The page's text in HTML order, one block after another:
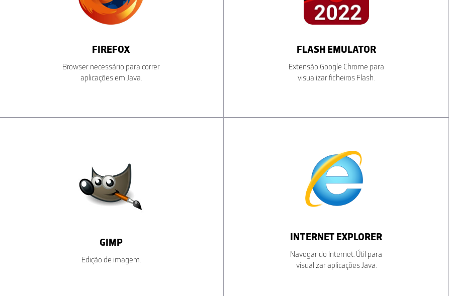
FIREFOX
Browser necessário para correr
aplicações em Java.
FLASH EMULATOR
Extensão Google Chrome para
visualizar ficheiros Flash.
GIMP
Edição de imagem.
INTERNET EXPLORER
Navegar do Internet. Útil para
visualizar aplicações Java.